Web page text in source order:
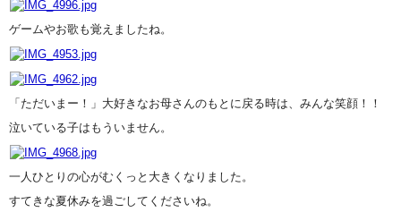
ゲームやお歌も覚えましたね。
「ただいまー！」大好きなお母さんのもとに戻る時は、みんな笑顔！！
泣いている子はもういません。
一人ひとりの心がむくっと大きくなりました。
すてきな夏休みを過ごしてくださいね。